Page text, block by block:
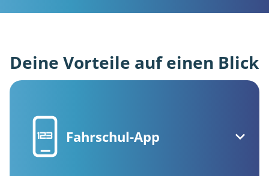
Deine Vorteile auf einen Blick
Fahrschul-App